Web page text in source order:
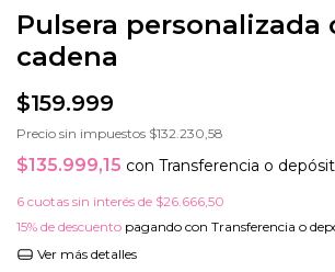
Pulsera personalizada
cadena
$159.999
Precio sin impuestos $132.230,58
$135.999,15 con Transferencia o
6 cuotas sin interés de $26.666,50
15% de descuento pagando con Transferencia o
Ver más detalles